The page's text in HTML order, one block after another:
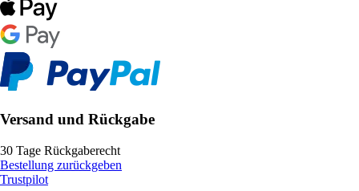
Versand und Rückgabe
30 Tage Rückgaberecht
Bestellung zurückgeben
Trustpilot